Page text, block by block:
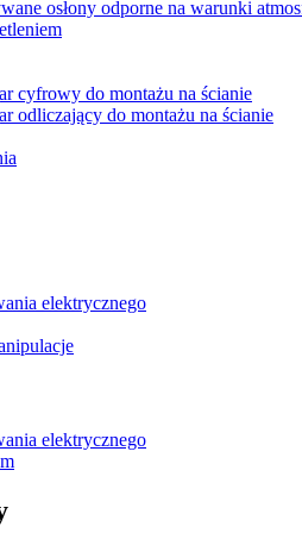
osłony odporne na warunki
cyfrowy do montażu na ścianie
odliczający do montażu na ścianie
elektrycznego
elektrycznego